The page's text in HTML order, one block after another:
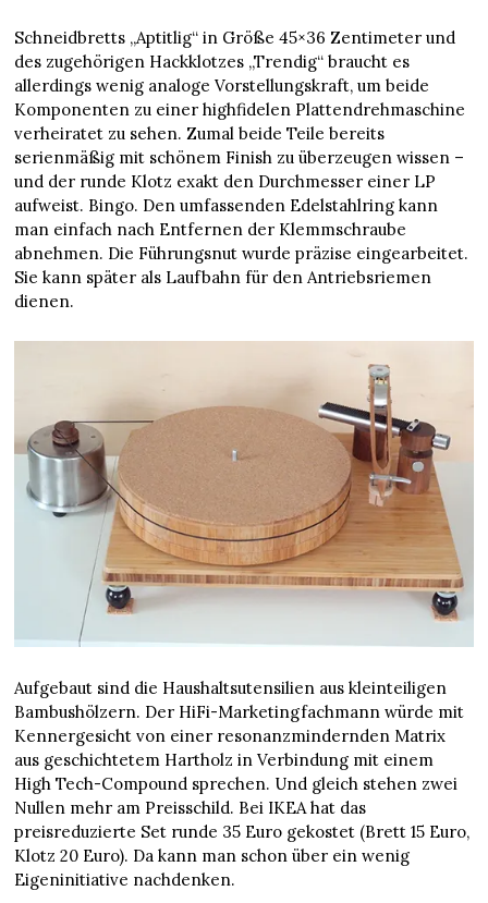
Schneidbretts „Aptitlig“ in Größe 45×36 Zentimeter und
des zugehörigen Hackklotzes „Trendig“ braucht es
allerdings wenig analoge Vorstellungskraft, um beide
Komponenten zu einer highfidelen Plattendrehmaschine
verheiratet zu sehen. Zumal beide Teile bereits
serienmäßig mit schönem Finish zu überzeugen wissen –
und der runde Klotz exakt den Durchmesser einer LP
aufweist. Bingo. Den umfassenden Edelstahlring kann
man einfach nach Entfernen der Klemmschraube
abnehmen. Die Führungsnut wurde präzise eingearbeitet.
Sie kann später als Laufbahn für den Antriebsriemen
dienen.
Aufgebaut sind die Haushaltsutensilien aus kleinteiligen
Bambushölzern. Der HiFi-Marketingfachmann würde mit
Kennergesicht von einer resonanzmindernden Matrix
aus geschichtetem Hartholz in Verbindung mit einem
High Tech-Compound sprechen. Und gleich stehen zwei
Nullen mehr am Preisschild. Bei IKEA hat das
preisreduzierte Set runde 35 Euro gekostet (Brett 15 Euro,
Klotz 20 Euro). Da kann man schon über ein wenig
Eigeninitiative nachdenken.